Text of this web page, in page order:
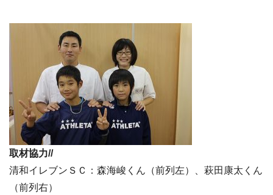
取材協力//
清和イレブンＳＣ：森海峻くん（前列左）、萩田康太くん
（前列右）